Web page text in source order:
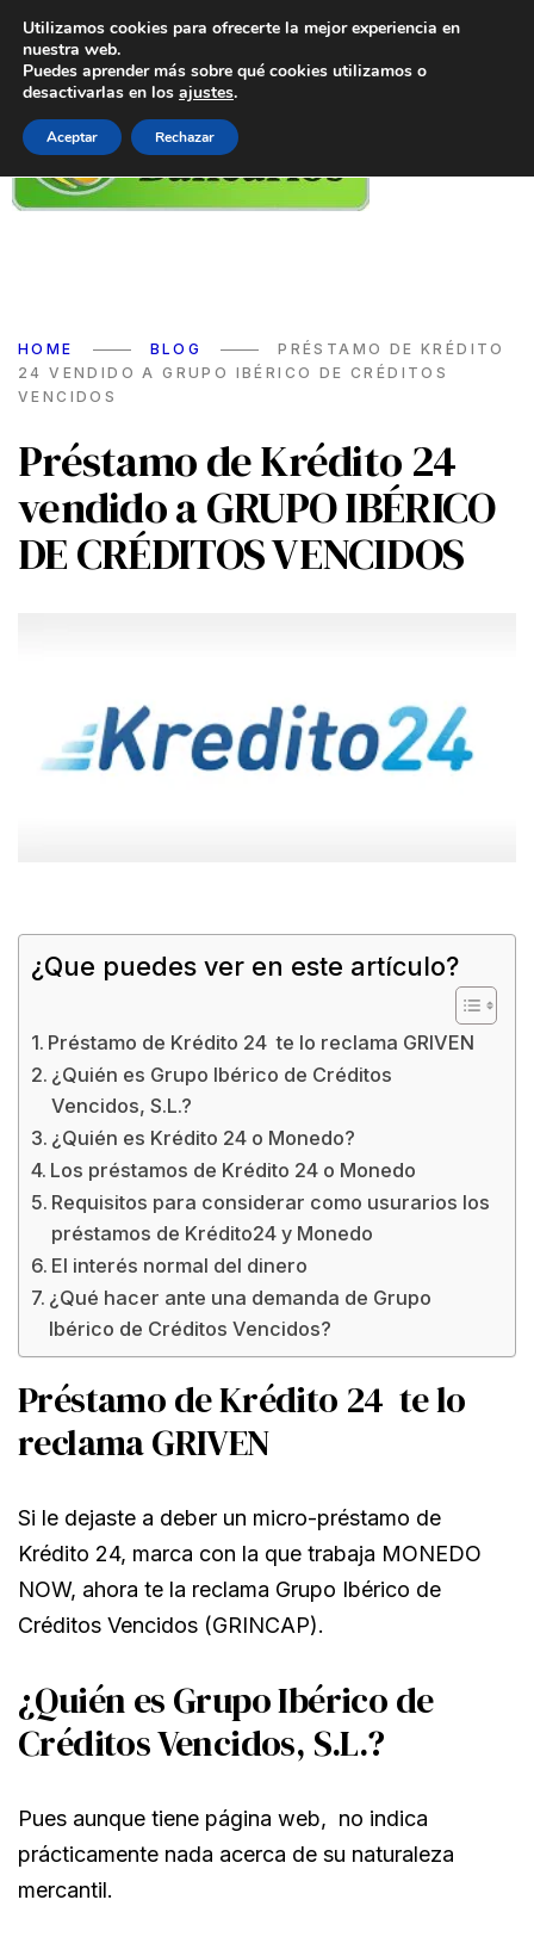
HOME BLOG
PRÉSTAMO DE KRÉDITO
24 VENDIDO A GRUPO IBÉRICO DE CRÉDITOS
VENCIDOS
Préstamo de Krédito 24
vendido a GRUPO IBÉRICO
DE CRÉDITOS VENCIDOS
¿Que puedes ver en este artículo?
Préstamo de Krédito 24 te lo reclama GRIVEN
¿Quién es Grupo Ibérico de Créditos
Vencidos, S.L.?
¿Quién es Krédito 24 o Monedo?
Los préstamos de Krédito 24 o Monedo
Requisitos para considerar como usurarios los
préstamos de Krédito24 y Monedo
El interés normal del dinero
¿Qué hacer ante una demanda de Grupo
Ibérico de Créditos Vencidos?
Préstamo de Krédito 24 te lo
reclama GRIVEN
Si le dejaste a deber un micro-préstamo de
Krédito 24, marca con la que trabaja MONEDO
NOW, ahora te la reclama Grupo Ibérico de
Créditos Vencidos (GRINCAP).
¿Quién es Grupo Ibérico de
Créditos Vencidos, S.L.?
Pues aunque tiene página web, no indica
prácticamente nada acerca de su naturaleza
mercantil.
Utilizamos cookies para ofrecerte la mejor experiencia en
nuestra web.
Puedes aprender más sobre qué cookies utilizamos o
desactivarlas en los ajustes.
Aceptar Rechazar